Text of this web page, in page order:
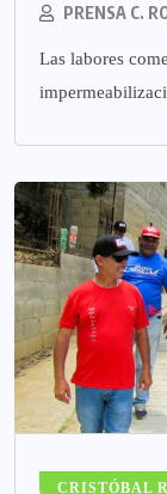
PRENSA C.
Las labores
CRISTÓBAL